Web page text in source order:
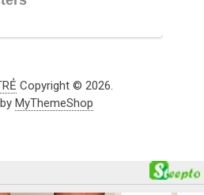
Copyright © 2026.
MyThemeShop